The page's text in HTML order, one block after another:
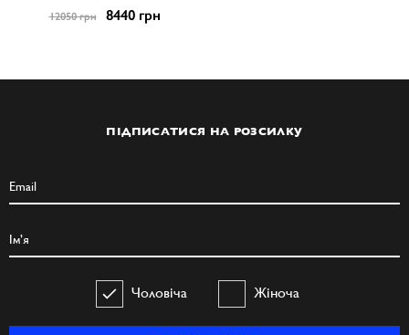
12050 грн 8440 грн
ПІДПИСАТИСЯ НА РОЗСИЛКУ
Чоловіча Жіноча